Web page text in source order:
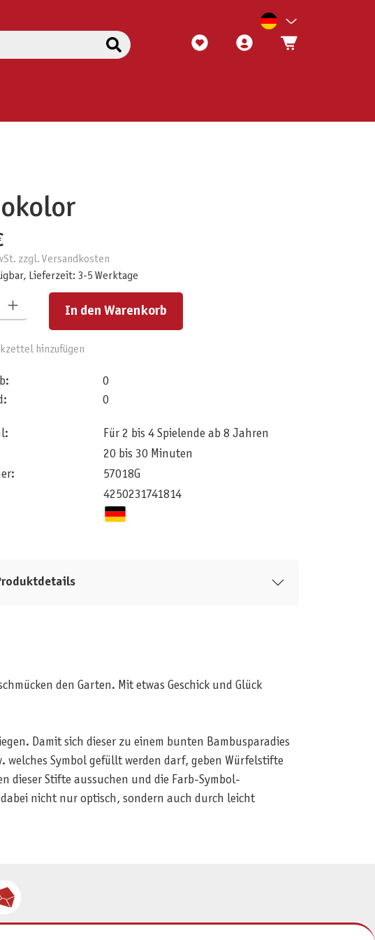
zzgl. Versandkosten
Lieferzeit: 3-5 Werktage
den gewünschten Wert ein oder benutze die Schaltflächen um die Anzahl zu erhöhen oder zu reduzieren.
In den Warenkorb
hinzufügen
0
0
Für 2 bis 4 Spielende ab 8 Jahren
20 bis 30 Minuten
57018G
4250231741814
den Garten. Mit etwas Geschick und Glück
Damit sich dieser zu einem bunten Bambusparadies
welches Symbol gefüllt werden darf, geben Würfelstifte
dieser Stifte aussuchen und die Farb-Symbol-
nicht nur optisch, sondern auch durch leicht